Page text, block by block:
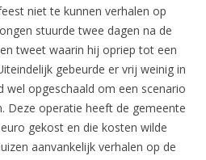
niet te kunnen verhalen op
stuurde twee dagen na de
tweet waarin hij opriep tot een
gebeurde er vrij weinig in
wel opgeschaald om een scenario
Deze operatie heeft de gemeente
gekost en die kosten wilde
aanvankelijk verhalen op de